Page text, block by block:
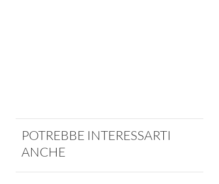
POTREBBE INTERESSARTI
ANCHE